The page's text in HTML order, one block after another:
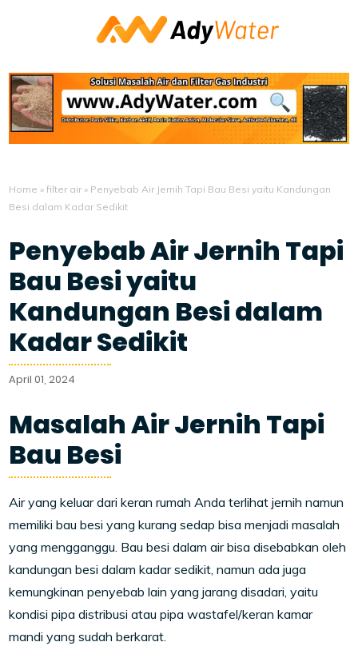
Home »filter air » Penyebab Air Jernih Tapi Bau Besi yaitu Kandungan
Besi dalam Kadar Sedikit
Penyebab Air Jernih Tapi
Bau Besi yaitu
Kandungan Besi dalam
Kadar Sedikit
April 01, 2024
Masalah Air Jernih Tapi
Bau Besi
Air yang keluar dari keran rumah Anda terlihat jernih namun
memiliki bau besi yang kurang sedap bisa menjadi masalah
yang mengganggu. Bau besi dalam air bisa disebabkan oleh
kandungan besi dalam kadar sedikit, namun ada juga
kemungkinan penyebab lain yang jarang disadari, yaitu
kondisi pipa distribusi atau pipa wastafel/keran kamar
mandi yang sudah berkarat.